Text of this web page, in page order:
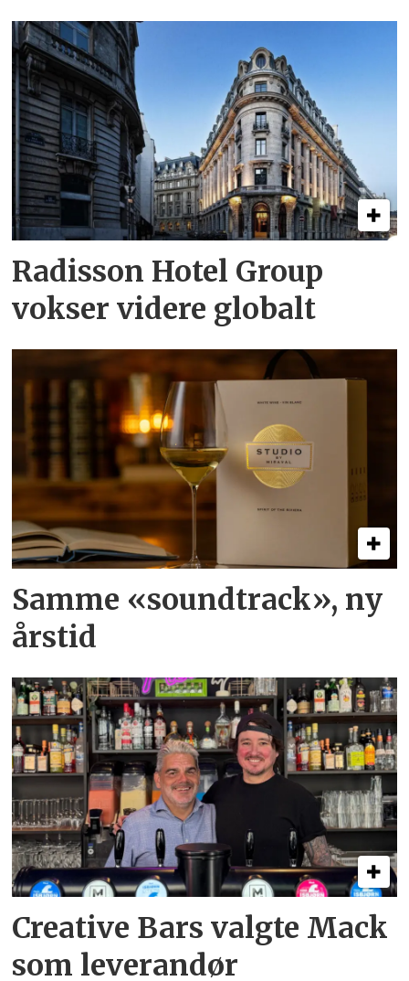
Radisson Hotel Group
vokser videre globalt
Samme «soundtrack», ny
årstid
Creative Bars valgte Mack
som leverandør